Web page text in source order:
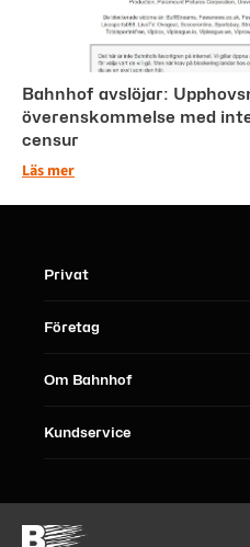
Bahnhof avslöjar:
överenskommelse med
censur
Läs mer
Privat
Företag
Om Bahnhof
Kundservice